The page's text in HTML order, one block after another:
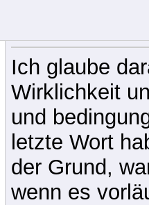
Ich glaube
Wirklichkeit
und
letzte Wort
der Grund,
wenn es